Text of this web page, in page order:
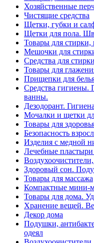
Хозяйственные
Чистящие средства
Щетки, губки и
Щетки для пола.
Товары для стирки,
Мешочки для
Средства для стирки
Товары для
Прищепки для
Средства гигиены.
ванны.
Дезодорант.
Мочалки и щетки
Товары для
Безопасность
Изделия с медной
Лечебные
Здоровый сон.
Товары для массажа
Компактные мини-
Товары для дома.
Хранение вещей.
Декор дома
Подушки,
одеял